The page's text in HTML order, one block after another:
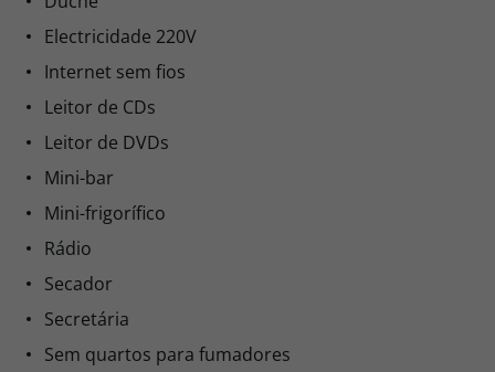
Electricidade 220V
Internet sem fios
Leitor de CDs
Leitor de DVDs
Mini-bar
Mini-frigorífico
Rádio
Secador
Secretária
Sem quartos para fumadores